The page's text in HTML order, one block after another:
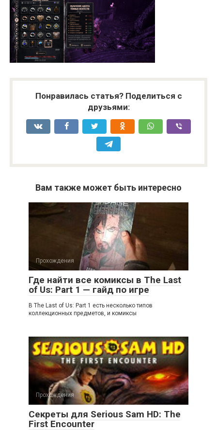
Понравилась статья? Поделиться с
друзьями:
Вам также может быть интересно
Прохождения
Где найти все комиксы в The Last
of Us: Part 1 — гайд по игре
В The Last of Us: Part 1 есть несколько типов
коллекционных предметов, и комиксы
Прохождения
Секреты для Serious Sam HD: The
First Encounter